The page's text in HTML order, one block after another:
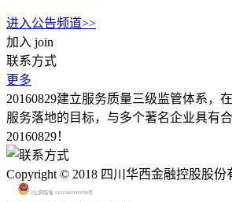
进入公告频道>>
加入 join
联系方式
更多
20160829建立服务质量三级监管体系，
服务落地的目标，与多个著名企业具有
20160829！
Copyright © 2018 四川华西金融控股股份
川公网安备 51015602000580号